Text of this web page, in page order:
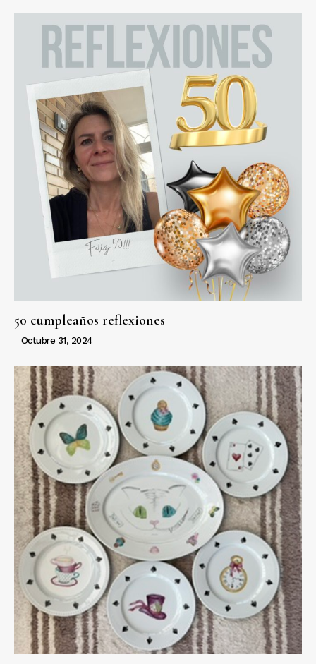
50 cumpleaños reflexiones
Octubre 31, 2024